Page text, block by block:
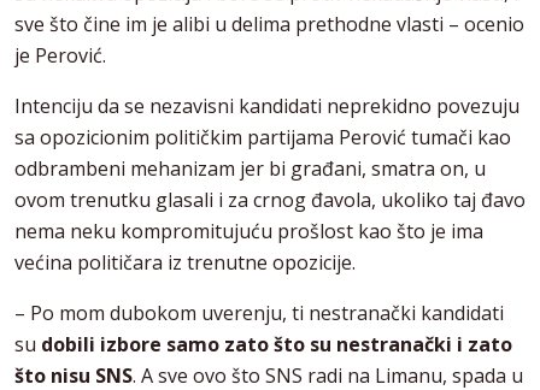
sve što čine im je alibi u delima prethodne vlasti – ocenio
je Perović.
Intenciju da se nezavisni kandidati neprekidno povezuju
sa opozicionim političkim partijama Perović tumači kao
odbrambeni mehanizam jer bi građani, smatra on, u
ovom trenutku glasali i za crnog đavola, ukoliko taj đavo
nema neku kompromitujuću prošlost kao što je ima
većina političara iz trenutne opozicije.
– Po mom dubokom uverenju, ti nestranački kandidati
su dobili izbore samo zato što su nestranački i zato
što nisu SNS. A sve ovo što SNS radi na Limanu, spada u